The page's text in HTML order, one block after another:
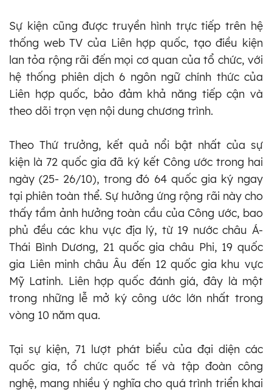
Sự kiện cũng được truyền hình trực tiếp trên hệ
thống web TV của Liên hợp quốc, tạo điều kiện
lan tỏa rộng rãi đến mọi cơ quan của tổ chức, với
hệ thống phiên dịch 6 ngôn ngữ chính thức của
Liên hợp quốc, bảo đảm khả năng tiếp cận và
theo dõi trọn vẹn nội dung chương trình.
Theo Thứ trưởng, kết quả nổi bật nhất của sự
kiện là 72 quốc gia đã ký kết Công ước trong hai
ngày (25- 26/10), trong đó 64 quốc gia ký ngay
tại phiên toàn thể. Sự hưởng ứng rộng rãi này cho
thấy tầm ảnh hưởng toàn cầu của Công ước, bao
phủ đều các khu vực địa lý, từ 19 nước châu Á-
Thái Bình Dương, 21 quốc gia châu Phi, 19 quốc
gia Liên minh châu Âu đến 12 quốc gia khu vực
Mỹ Latinh. Liên hợp quốc đánh giá, đây là một
trong những lễ mở ký công ước lớn nhất trong
vòng 10 năm qua.
Tại sự kiện, 71 lượt phát biểu của đại diện các
quốc gia, tổ chức quốc tế và tập đoàn công
nghệ, mang nhiều ý nghĩa cho quá trình triển khai